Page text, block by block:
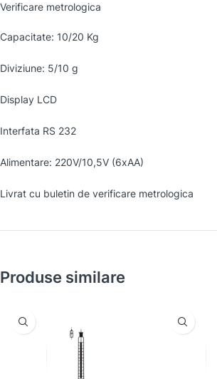
Verificare metrologica
Capacitate: 10/20 Kg
Diviziune: 5/10 g
Display LCD
Interfata RS 232
Alimentare: 220V/10,5V (6xAA)
Livrat cu buletin de verificare metrologica
Produse similare